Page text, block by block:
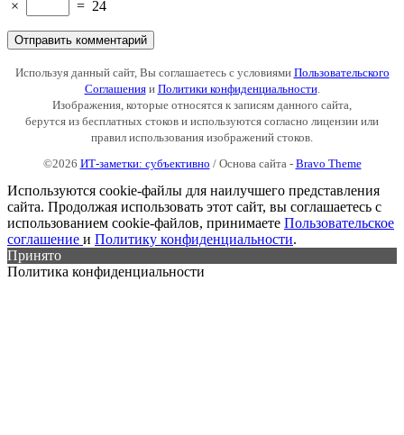
× = 24
Используя данный сайт, Вы соглашаетесь с условиями Пользовательского
Соглашенияи Политики конфиденциальности.
Изображения, которые относятся к записям данного сайта,
берутся из бесплатных стоков и используются согласно лицензии или
правил использования изображений стоков.
©2026 ИТ-заметки: субъективно / Основа сайта - Bravo Theme
Используются cookie-файлы для наилучшего представления
сайта. Продолжая использовать этот сайт, вы соглашаетесь с
использованием cookie-файлов, принимаете Пользовательское
соглашение и Политику конфиденциальности.
Принято
Политика конфиденциальности